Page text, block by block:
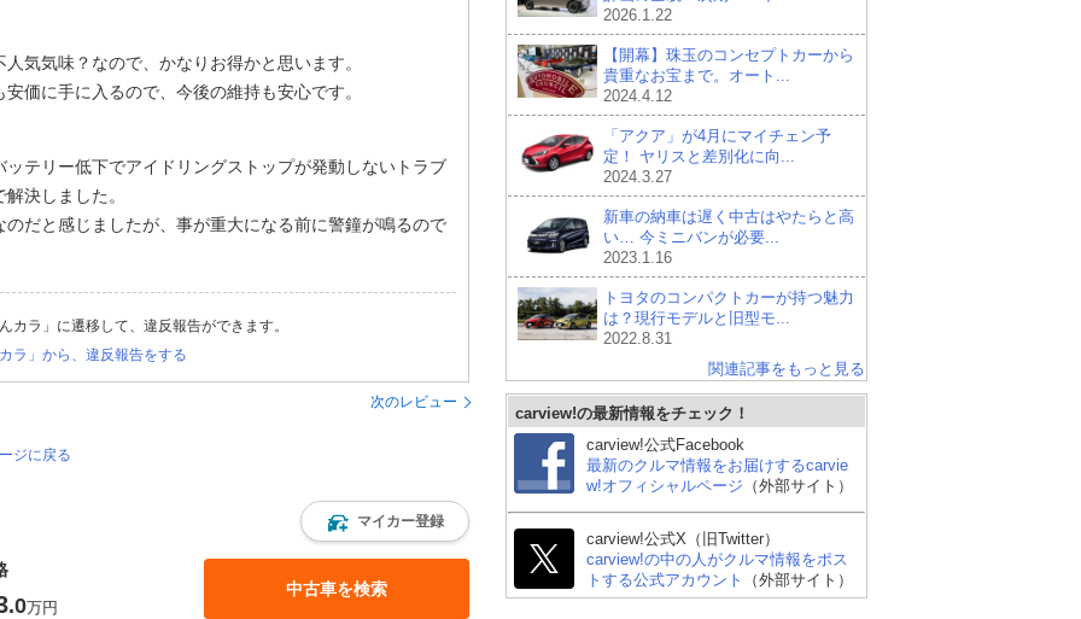
気気味？なので、かなりお得かと思います。
価に手に入るので、今後の維持も安心です。
テリー低下でアイドリングストップが発動しないトラブ
決しました。
だと感じましたが、事が重大になる前に警鐘が鳴るので
カラ」に遷移して、違反報告ができます。
ラ」から、違反報告をする
次のレビュー
ジに戻る
マイカー登録
.0万円
中古車を検索
2026.1.22
【開幕】珠玉のコンセプトカーから
貴重なお宝まで。オート...
2024.4.12
「アクア」が4月にマイチェン予
定！ ヤリスと差別化に向...
2024.3.27
新車の納車は遅く中古はやたらと高
い… 今ミニバンが必要...
2023.1.16
トヨタのコンパクトカーが持つ魅力
は？現行モデルと旧型モ...
2022.8.31
関連記事をもっと見る
carview!の最新情報をチェック！
carview!公式Facebook
最新のクルマ情報をお届けするcarvie
w!オフィシャルページ （外部サイト）
carview!公式X（旧Twitter）
carview!の中の人がクルマ情報をポス
トする公式アカウント
（外部サイト）